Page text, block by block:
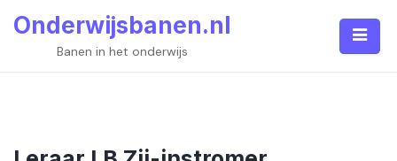
Onderwijsbanen.nl
Banen in het onderwijs